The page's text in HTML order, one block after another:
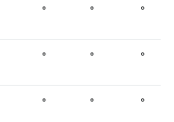
۰ ۰ ۰
۰ ۰ ۰
۰ ۰ ۰